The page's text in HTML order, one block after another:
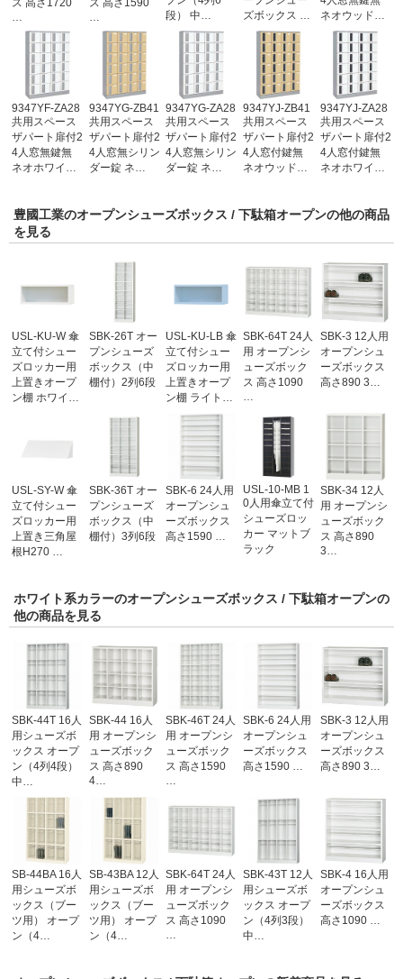
ス 高さ1720
…
ス 高さ1590
…
段） 中…
ズボックス …
ネオウッド…
9347YF-ZA28
共用スペース
ザパート扉付2
4人窓無鍵無
ネオホワイ…
9347YG-ZB41
共用スペース
ザパート扉付2
4人窓無シリン
ダー錠 ネ…
9347YG-ZA28
共用スペース
ザパート扉付2
4人窓無シリン
ダー錠 ネ…
9347YJ-ZB41
共用スペース
ザパート扉付2
4人窓付鍵無
ネオウッド…
9347YJ-ZA28
共用スペース
ザパート扉付2
4人窓付鍵無
ネオホワイ…
豊國工業のオープンシューズボックス / 下駄箱オープンの他の商品
を見る
USL-KU-W 傘
立て付シュー
ズロッカー用
上置きオープ
ン棚 ホワイ…
SBK-26T オー
プンシューズ
ボックス（中
棚付）2列6段
USL-KU-LB 傘
立て付シュー
ズロッカー用
上置きオープ
ン棚 ライト…
SBK-64T 24人
用 オープンシ
ューズボック
ス 高さ1090
SBK-3 12人用
オープンシュ
ーズボックス
高さ890 3…
USL-SY-W 傘
立て付シュー
ズロッカー用
上置き三角屋
根H270 …
SBK-36T オー
プンシューズ
ボックス（中
棚付）3列6段
SBK-6 24人用
オープンシュ
ーズボックス
高さ1590 …
USL-10-MB 1
0人用傘立て付
シューズロッ
カー マットブ
ラック
SBK-34 12人
用 オープンシ
ューズボック
ス 高さ890
3…
ホワイト系カラーのオープンシューズボックス / 下駄箱オープンの
他の商品を見る
SBK-44T 16人
用シューズボ
ックス オープ
ン（4列4段）
中…
SBK-44 16人
用 オープンシ
ューズボック
ス 高さ890
4…
SBK-46T 24人
用 オープンシ
ューズボック
ス 高さ1590
SBK-6 24人用
オープンシュ
ーズボックス
高さ1590 …
SBK-3 12人用
オープンシュ
ーズボックス
高さ890 3…
SB-44BA 16人
用シューズボ
ックス（ブー
ツ用） オープ
ン（4…
SB-43BA 12人
用シューズボ
ックス（ブー
ツ用） オープ
ン（4…
SBK-64T 24人
用 オープンシ
ューズボック
ス 高さ1090
…
SBK-43T 12人
用シューズボ
ックス オープ
ン（4列3段）
中…
SBK-4 16人用
オープンシュ
ーズボックス
高さ1090 …